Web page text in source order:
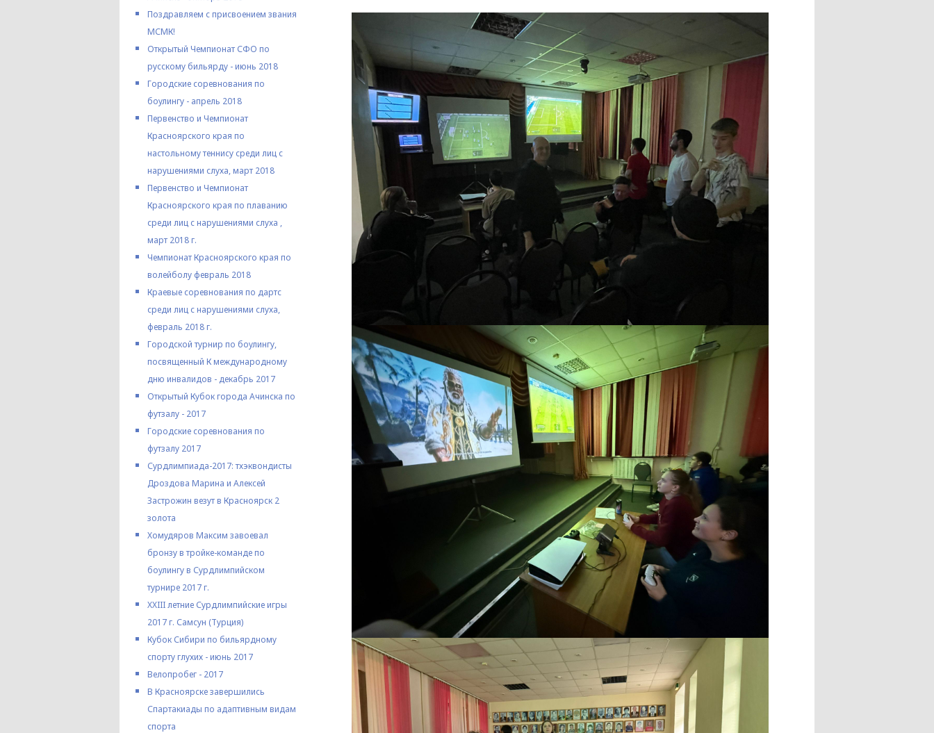
Поздравляем с присвоением звания
МСМК!
Открытый Чемпионат СФО по
русскому бильярду - июнь 2018
Городские соревнования по
боулингу - апрель 2018
Первенство и Чемпионат
Красноярского края по
настольному теннису среди лиц с
нарушениями слуха, март 2018
Первенство и Чемпионат
Красноярского края по плаванию
среди лиц с нарушениями слуха ,
март 2018 г.
Чемпионат Красноярского края по
волейболу февраль 2018
Краевые соревнования по дартс
среди лиц с нарушениями слуха,
февраль 2018 г.
Городской турнир по боулингу,
посвященный К международному
дню инвалидов - декабрь 2017
Открытый Кубок города Ачинска по
футзалу - 2017
Городские соревнования по
футзалу 2017
Сурдлимпиада-2017: тхэквондисты
Дроздова Марина и Алексей
Застрожин везут в Красноярск 2
золота
Хомудяров Максим завоевал
бронзу в тройке-команде по
боулингу в Сурдлимпийском
турнире 2017 г.
XXIII летние Сурдлимпийские игры
2017 г. Самсун (Турция)
Кубок Сибири по бильярдному
спорту глухих - июнь 2017
Велопробег - 2017
В Красноярске завершились
Спартакиады по адаптивным видам
спорта